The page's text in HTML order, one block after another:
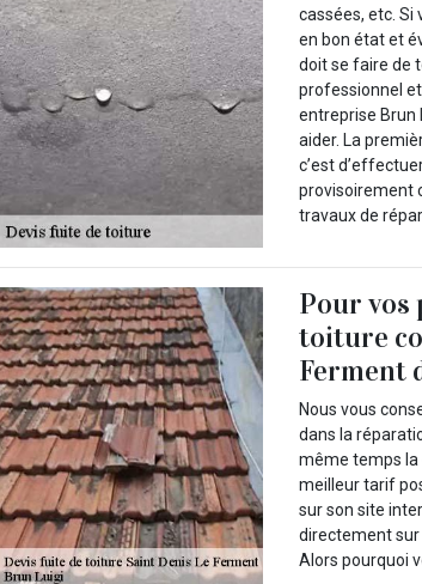
cassées, etc.
en bon état et
doit se faire de
professionnel
entreprise Brun
aider. La
c’est
provisoirement
travaux de
Pour vos
toiture
Ferment
Nous vous
dans la
même temps la
meilleur tarif
sur son site
directement sur
Alors pourquoi